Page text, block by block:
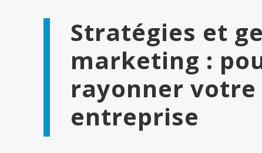
Stratégies et
marketing :
rayonner votre
entreprise